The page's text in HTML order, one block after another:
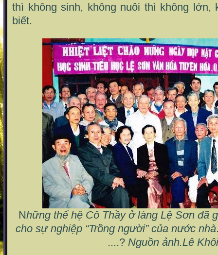
thì không sinh, không nuôi thì không lớn,
biết.
Những thế hệ Cô Thầy ở làng Lệ Sơn đã
cho sự nghiệp “Trồng người” của nước nhà
....? Nguồn ảnh.Lê Khôi